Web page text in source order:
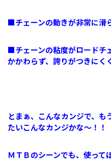
■チェーンの動きが非常に滑
■チェーンの粘度がロードチ
かかわらず、誇りがつきにく
とまぁ、こんなカンジで、
たいこんなカンジかな～！！
ＭＴＢのシーンでも、使って